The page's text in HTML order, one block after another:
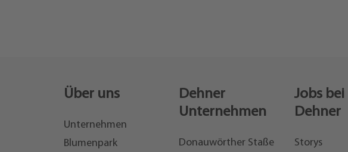
Über uns
Unternehmen
Blumenpark
Dehner
Unternehmen
Donauwörther Staße
Jobs bei
Dehner
Storys